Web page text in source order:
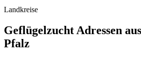
Landkreise
Geflügelzucht Adressen aus
Pfalz